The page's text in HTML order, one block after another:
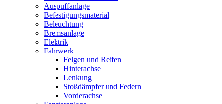
Auspuffanlage
Befestigungsmaterial
Beleuchtung
Bremsanlage
Elektrik
Fahrwerk
Felgen und Reifen
Hinterachse
Lenkung
Stoßdämpfer und Federn
Vorderachse